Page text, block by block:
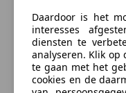
Daardoor is het
interesses
diensten te
analyseren. Klik op
te gaan met het
cookies en de